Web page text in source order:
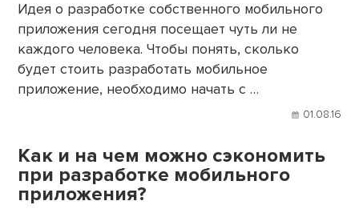
Идея о разработке собственного мобильного
приложения сегодня посещает чуть ли не
каждого человека. Чтобы понять, сколько
будет стоить разработать мобильное
приложение, необходимо начать с …
01.08.16
Как и на чем можно сэкономить
при разработке мобильного
приложения?